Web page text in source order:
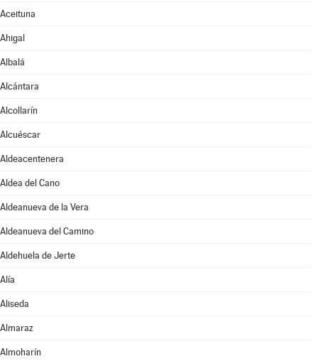
Aceituna
Ahigal
Albalá
Alcántara
Alcollarín
Alcuéscar
Aldeacentenera
Aldea del Cano
Aldeanueva de la Vera
Aldeanueva del Camino
Aldehuela de Jerte
Alía
Aliseda
Almaraz
Almoharín